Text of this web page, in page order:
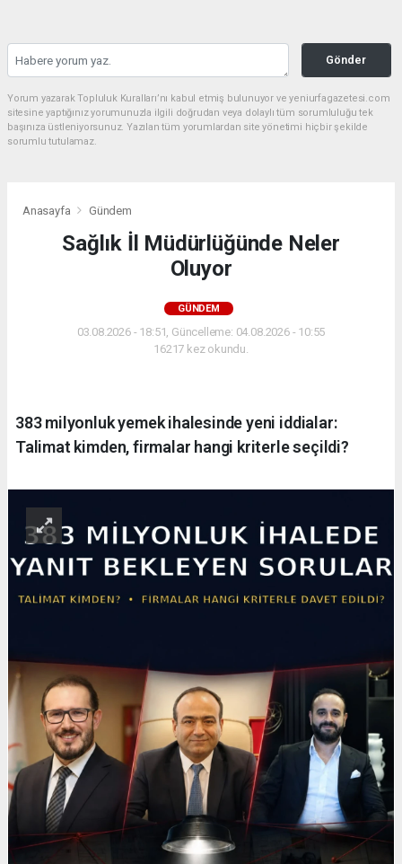
Gönder
Yorum yazarak Topluluk Kuralları’nı kabul etmiş bulunuyor ve yeniurfagazetesi.com
sitesine yaptığınız yorumunuzla ilgili doğrudan veya dolaylı tüm sorumluluğu tek
başınıza üstleniyorsunuz. Yazılan tüm yorumlardan site yönetimi hiçbir şekilde
sorumlu tutulamaz.
Anasayfa Gündem
Sağlık İl Müdürlüğünde Neler
Oluyor
GÜNDEM
03.08.2026 - 18:51, Güncelleme: 04.08.2026 - 10:55
16217 kez okundu.
383 milyonluk yemek ihalesinde yeni iddialar:
Talimat kimden, firmalar hangi kriterle seçildi?